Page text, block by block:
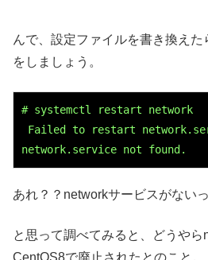
んで、設定ファイルを書き換え
をしましょう。
# systemctl restart network
network.service not found.
あれ？？networkサービスがない
と思って調べてみると、どうやら
CentOS8で廃止されたとのこと。